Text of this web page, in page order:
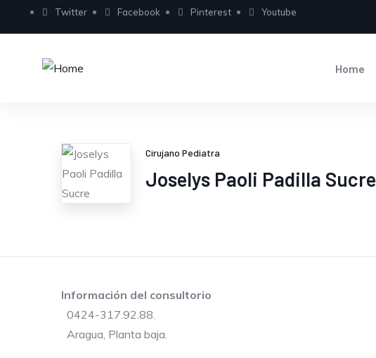
Twitter Facebook Pinterest Youtube
Home
Cirujano Pediatra
Joselys Paoli Padilla Sucre
Información del consultorio
0424-317.92.88.
Aragua, Planta baja.